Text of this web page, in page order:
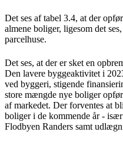
Det ses af tabel 3.4, at der
almene boliger, ligesom det
parcelhuse.
Det ses, at der er sket en
Den lavere byggeaktivitet i
ved byggeri, stigende
store mængde nye boliger
af markedet. Der forventes at
boliger i de kommende år -
Flodbyen Randers samt